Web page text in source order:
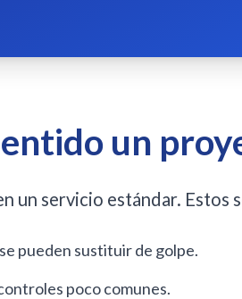
un
un servicio estándar. Estos
pueden sustituir de golpe.
poco comunes.